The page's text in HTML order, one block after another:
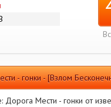
- гонки - [Взлом
Мести - гонки от